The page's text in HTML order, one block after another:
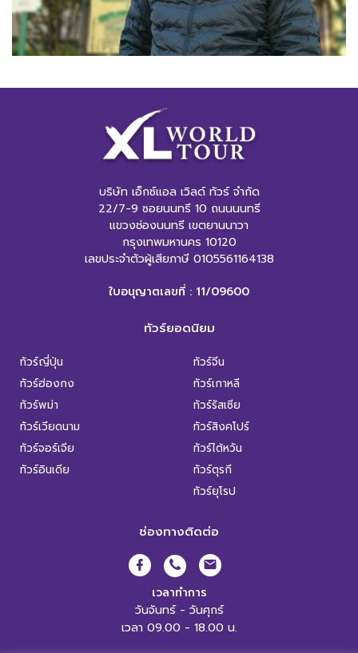
บริษัท เอ็กซ์แอล เวิลด์ ทัวร์ จำกัด
22/7-9 ซอยนนทรี 10 ถนนนนทรี
แขวงช่องนนทรี เขตยานนาวา
กรุงเทพมหานคร 10120
เลขประจำตัวผู้เสียภาษี 0105561164138
ใบอนุญาตเลขที่ : 11/09600
ทัวร์ยอดนิยม
ทัวร์ญี่ปุ่น
ทัวร์ฮ่องกง
ทัวร์พม่า
ทัวร์เวียดนาม
ทัวร์จอร์เจีย
ทัวร์อินเดีย
ทัวร์จีน
ทัวร์เกาหลี
ทัวร์รัสเซีย
ทัวร์สิงคโปร์
ทัวร์ไต้หวัน
ทัวร์ตุรกี
ทัวร์ยุโรป
ช่องทางติดต่อ
เวลาทำการ
วันจันทร์ - วันศุกร์
เวลา 09.00 - 18.00 น.